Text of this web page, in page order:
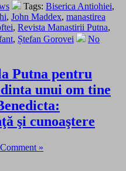
Tags: Biserica Antiohiei,
, John Maddex, manastirea
, Revista Manastirii Putna,
, Ștefan Gorovei
No
Putna pentru
unui om tine
şi cunoaştere
»